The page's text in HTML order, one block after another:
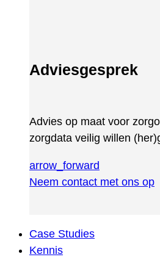
Adviesgesprek
Advies op maat voor
zorgdata veilig willen
arrow_forward
Neem contact met ons op
Case Studies
Kennis